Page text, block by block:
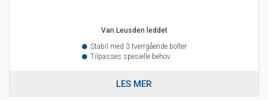
Van Leusden leddet
Stabil med 3 tverrgående bolter
Tilpasses spesielle behov
LES MER